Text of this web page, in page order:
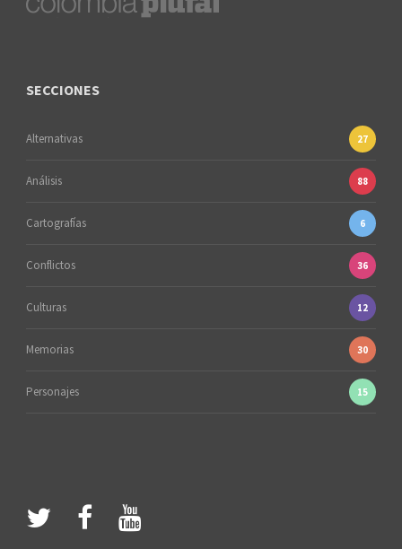
SECCIONES
Alternativas 27
Análisis 88
Cartografías 6
Conflictos 36
Culturas 12
Memorias 30
Personajes 15